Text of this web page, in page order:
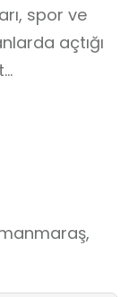
spor ve
açtığı
ve